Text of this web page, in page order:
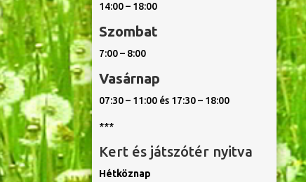
14:00 – 18:00
Szombat
7:00 – 8:00
Vasárnap
07:30 – 11:00 és 17:30 – 18:00
***
Kert és játszótér nyitva
Hétköznap